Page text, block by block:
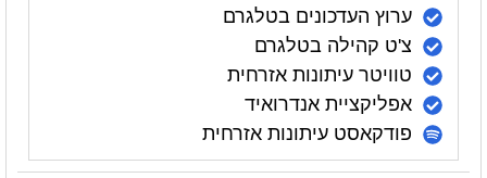
ערוץ העדכונים בטלגרם
צ'ט קהילה בטלגרם
טוויטר עיתונות אזרחית
אפליקציית אנדרואיד
פודקאסט עיתונות אזרחית